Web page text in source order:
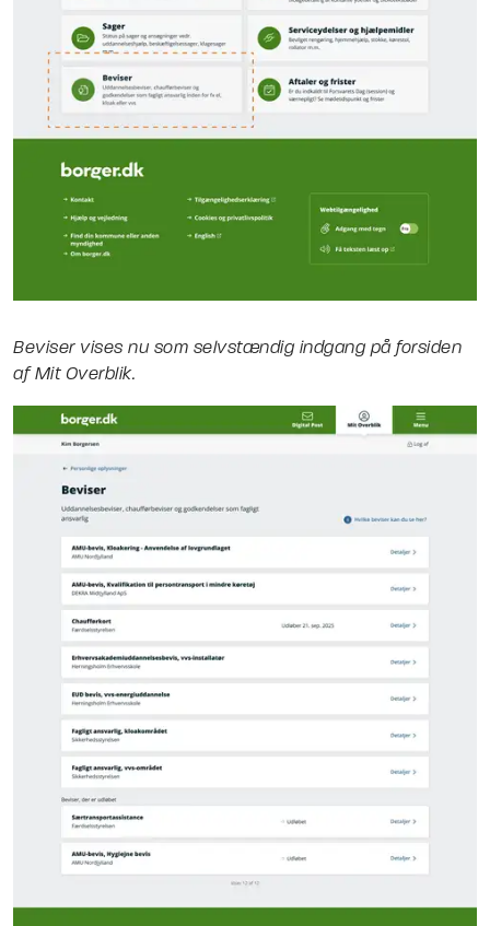
Beviser vises nu som selvstændig indgang på forsiden
af Mit Overblik.